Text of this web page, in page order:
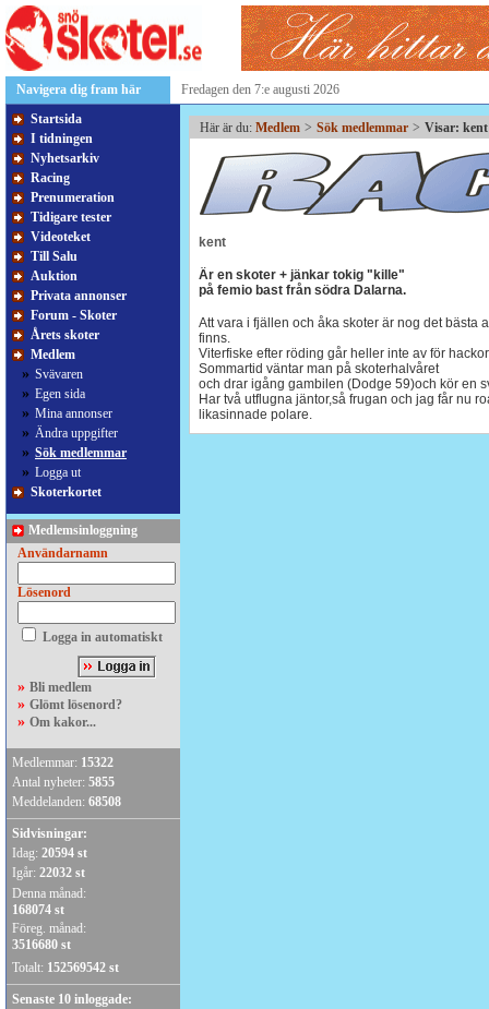
Navigera dig fram här
Fredagen den 7:e augusti 2026
Startsida
I tidningen
Nyhetsarkiv
Racing
Prenumeration
Tidigare tester
Videoteket
Till Salu
Auktion
Privata annonser
Forum - Skoter
Årets skoter
Medlem
» Svävaren
» Egen sida
» Mina annonser
» Ändra uppgifter
» Sök medlemmar
» Logga ut
Skoterkortet
Medlemsinloggning
Användarnamn
Lösenord
Logga in automatiskt
» Bli medlem
» Glömt lösenord?
» Om kakor...
Medlemmar: 15322
Antal nyheter: 5855
Meddelanden: 68508
Sidvisningar:
Idag: 20594 st
Igår: 22032 st
Denna månad:
168074 st
Föreg. månad:
3516680 st
Totalt: 152569542 st
Senaste 10 inloggade:
Här är du: Medlem > Sök medlemmar > Visar:
kent
Är en skoter + jänkar tokig "kille"
på femio bast från södra Dalarna.
Att vara i fjällen och åka skoter är nog det bästa
finns.
Viterfiske efter röding går heller inte av för
Sommartid väntar man på skoterhalvåret
och drar igång gambilen (Dodge 59)och kör en
Har två utflugna jäntor,så frugan och jag får nu
likasinnade polare.